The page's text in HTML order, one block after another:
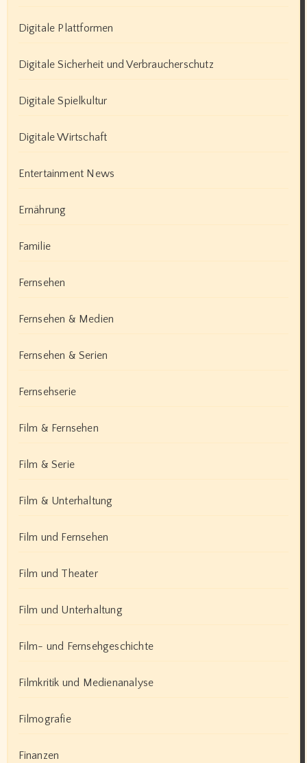
Digitale Plattformen
Digitale Sicherheit und Verbraucherschutz
Digitale Spielkultur
Digitale Wirtschaft
Entertainment News
Ernährung
Familie
Fernsehen
Fernsehen & Medien
Fernsehen & Serien
Fernsehserie
Film & Fernsehen
Film & Serie
Film & Unterhaltung
Film und Fernsehen
Film und Theater
Film und Unterhaltung
Film- und Fernsehgeschichte
Filmkritik und Medienanalyse
Filmografie
Finanzen